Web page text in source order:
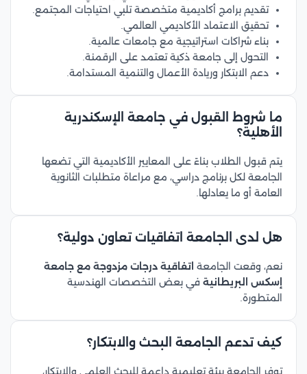
تقديم برامج أكاديمية متخصصة تلبي احتياجات المجتمع.
تحقيق الاعتماد الأكاديمي العالمي.
بناء شراكات استراتيجية مع جامعات عالمية.
التحول إلى جامعة ذكية تعتمد على الرقمنة.
دعم الابتكار وريادة الأعمال والتنمية المستدامة.
ما شروط القبول في جامعة الإسكندرية
الأهلية؟
يتم قبول الطلاب بناءً على المعايير الأكاديمية التي تضعها
الجامعة لكل برنامج دراسي، مع مراعاة متطلبات الثانوية
العامة أو ما يعادلها.
هل لدى الجامعة اتفاقيات تعاون دولية؟
نعم، وقعت الجامعة اتفاقية درجات مزدوجة مع جامعة
إسكس البريطانية في بعض التخصصات الهندسية
المتطورة.
كيف تدعم الجامعة البحث والابتكار؟
توفر الجامعة بيئة تعليمية داعمة للبحث العلمي والابتكار،